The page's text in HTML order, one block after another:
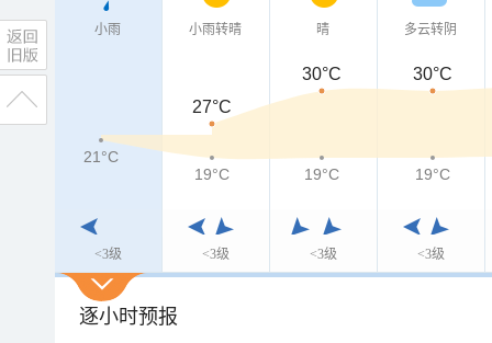
小雨
<3级
小雨转晴
<3级
晴
<3级
多云转阴
<3级
27°C
30°C 30°C
21°C
19°C
19°C 19°C
逐小时预报